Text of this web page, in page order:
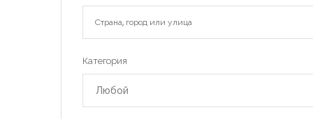
Категория
Любой